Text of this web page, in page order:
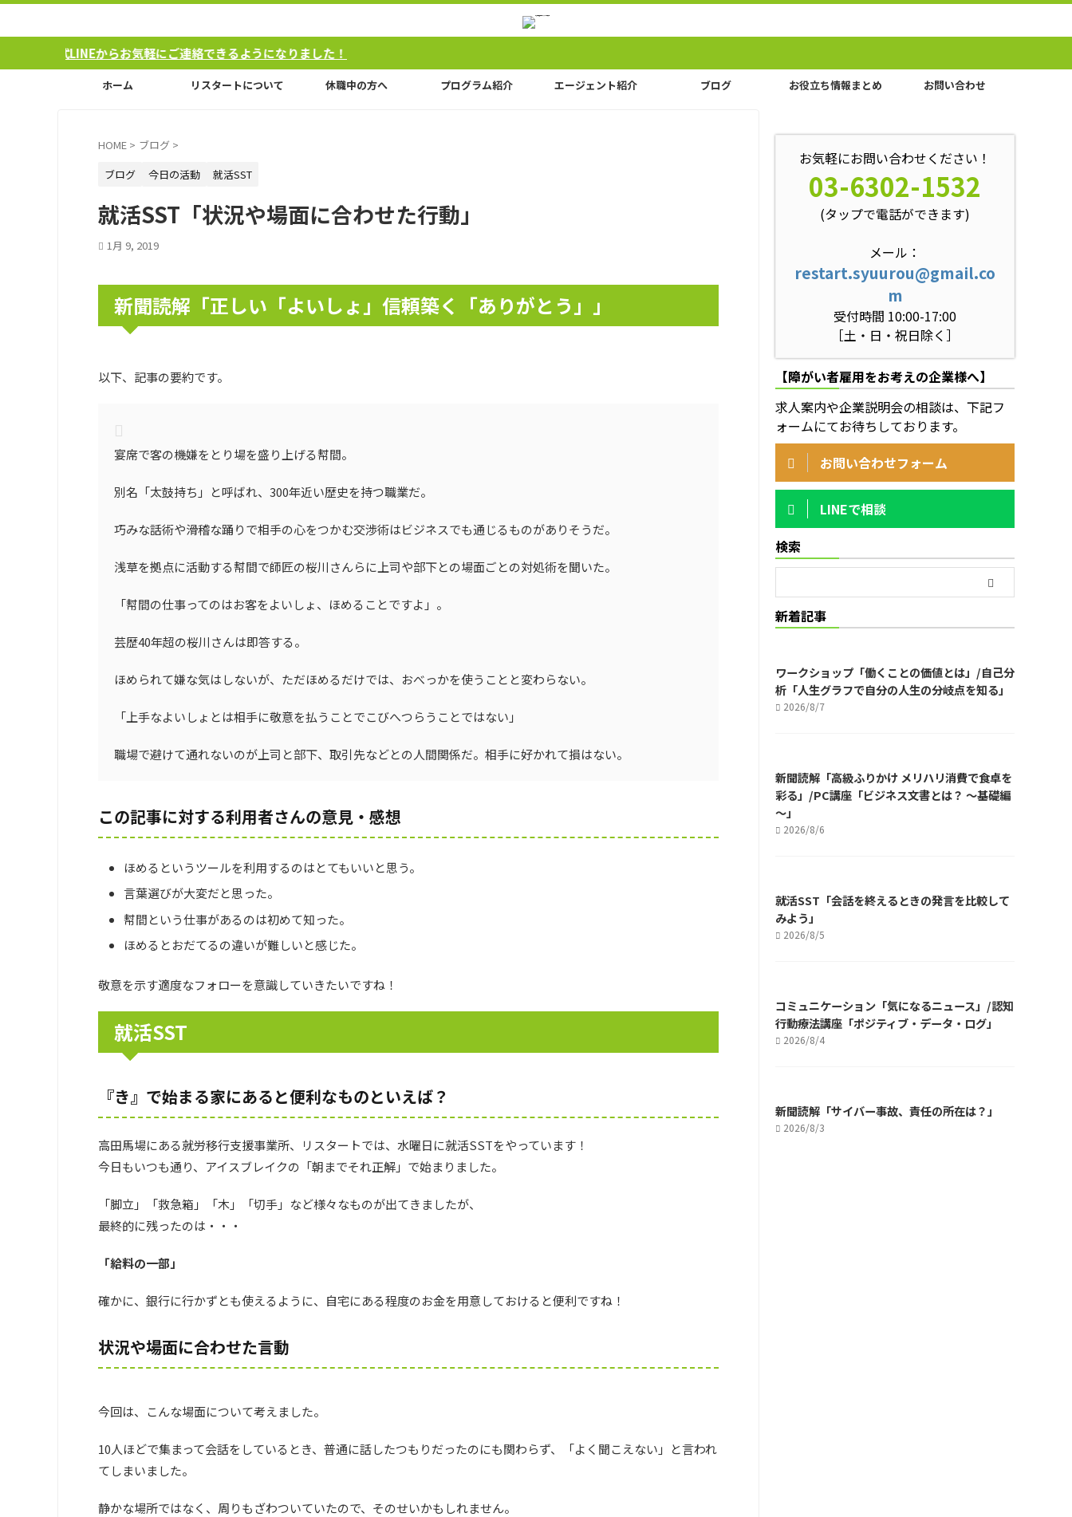
らお気軽にご連絡できるようになりました！
ホーム リスタートについて 休職中の方へ プログラム紹介 エージェント紹介 ブログ お役立ち情報まとめ お問い合わせ
HOME > ブログ >
ブログ
今日の活動 就活SST
就活SST「状況や場面に合わせた行動」
1月 9, 2019
新聞読解「正しい「よいしょ」信頼築く「ありがとう」」
以下、記事の要約です。
宴席で客の機嫌をとり場を盛り上げる幇間。
別名「太鼓持ち」と呼ばれ、300年近い歴史を持つ職業だ。
巧みな話術や滑稽な踊りで相手の心をつかむ交渉術はビジネスでも通じるものがありそうだ。
浅草を拠点に活動する幇間で師匠の桜川さんらに上司や部下との場面ごとの対処術を聞いた。
「幇間の仕事ってのはお客をよいしょ、ほめることですよ」。
芸歴40年超の桜川さんは即答する。
ほめられて嫌な気はしないが、ただほめるだけでは、おべっかを使うことと変わらない。
「上手なよいしょとは相手に敬意を払うことでこびへつらうことではない」
職場で避けて通れないのが上司と部下、取引先などとの人間関係だ。相手に好かれて損はない。
この記事に対する利用者さんの意見・感想
ほめるというツールを利用するのはとてもいいと思う。
言葉選びが大変だと思った。
幇間という仕事があるのは初めて知った。
ほめるとおだてるの違いが難しいと感じた。
敬意を示す適度なフォローを意識していきたいですね！
就活SST
『き』で始まる家にあると便利なものといえば？
高田馬場にある就労移行支援事業所、リスタートでは、水曜日に就活SSTをやっています！
今日もいつも通り、アイスブレイクの「朝までそれ正解」で始まりました。
「脚立」「救急箱」「木」「切手」など様々なものが出てきましたが、
最終的に残ったのは・・・
「給料の一部」
確かに、銀行に行かずとも使えるように、自宅にある程度のお金を用意しておけると便利ですね！
状況や場面に合わせた言動
今回は、こんな場面について考えました。
10人ほどで集まって会話をしているとき、普通に話したつもりだったのにも関わらず、「よく聞こえない」と言われ
てしまいました。
静かな場所ではなく、周りもざわついていたので、そのせいかもしれません。
お気軽にお問い合わせください！
03-6302-1532
(タップで電話ができます)
メール：
restart.syuurou@gmail.co
m
受付時間 10:00-17:00
［土・日・祝日除く］
【障がい者雇用をお考えの企業様へ】
求人案内や企業説明会の相談は、下記フ
ォームにてお待ちしております。
お問い合わせフォーム
LINEで相談
検索
新着記事
ワークショップ「働くことの価値とは」/自己分
析「人生グラフで自分の人生の分岐点を知る」
2026/8/7
新聞読解「高級ふりかけ メリハリ消費で食卓を
彩る」/PC講座「ビジネス文書とは？ ～基礎編
～」
2026/8/6
就活SST「会話を終えるときの発言を比較して
みよう」
2026/8/5
コミュニケーション「気になるニュース」/認知
行動療法講座「ポジティブ・データ・ログ」
2026/8/4
新聞読解「サイバー事故、責任の所在は？」
2026/8/3